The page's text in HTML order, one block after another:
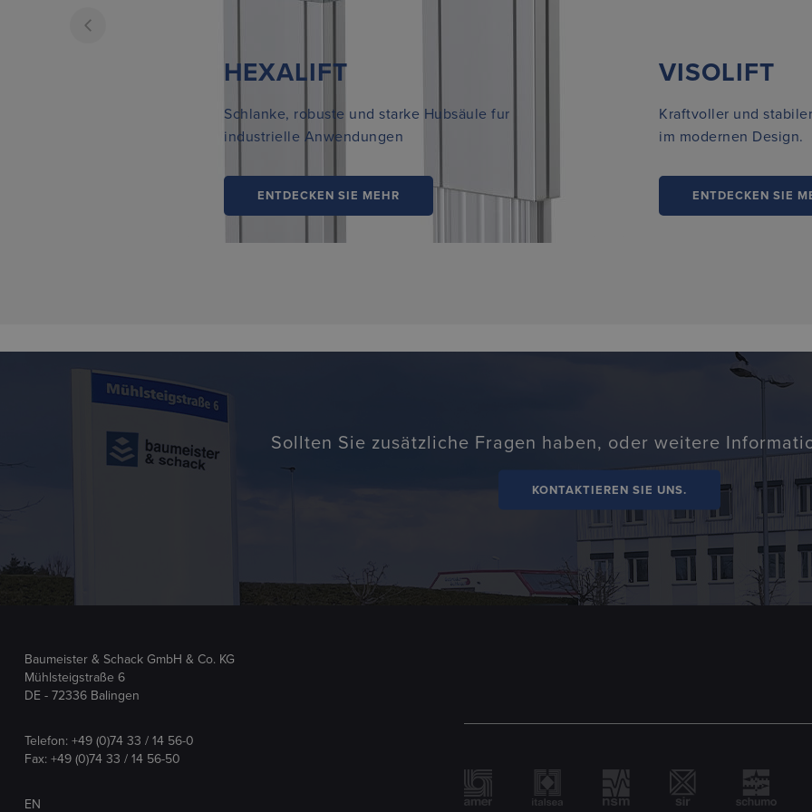
HEXALIFT
Schlanke, robuste und starke Hubsäule fur
industrielle Anwendungen
ENTDECKEN SIE MEHR
VISOLIFT
Kraftvoller und
im modernen Design.
ENTDECKEN SIE
Sollten Sie zusätzliche Fragen haben, oder weitere
KONTAKTIEREN SIE UNS.
Baumeister & Schack GmbH & Co. KG
Mühlsteigstraße 6
DE - 72336 Balingen
Telefon: +49 (0)74 33 / 14 56-0
Fax: +49 (0)74 33 / 14 56-50
EN